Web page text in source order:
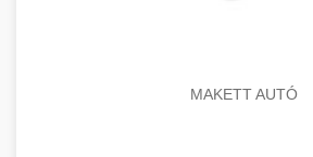
MAKETT AUTÓ